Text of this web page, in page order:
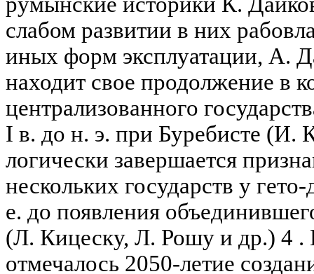
слабом развитии в них
иных форм эксплуатации, А.
находит свое продолжение в
централизованного
I в. до н. э. при Буребисте (И.
логически завершается
нескольких государств у
е. до появления
(Л. Кицеску, Л. Рошу и др.) 4 .
отмечалось 2050-летие